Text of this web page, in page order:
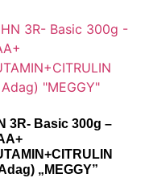
3R- Basic 300g –
„MEGGY”